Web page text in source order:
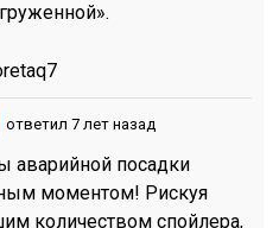
ответил 7 лет назад
аварийной посадки
моментом! Рискуя
количеством спойлера,